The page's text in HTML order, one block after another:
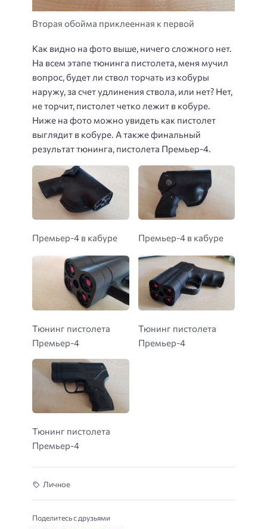
Вторая обойма приклеенная к первой
Как видно на фото выше, ничего сложного нет.
На всем этапе тюнинга пистолета, меня мучил
вопрос, будет ли ствол торчать из кобуры
наружу, за счет удлинения ствола, или нет? Нет,
не торчит, пистолет четко лежит в кобуре.
Ниже на фото можно увидеть как пистолет
выглядит в кобуре. А также финальный
результат тюнинга, пистолета Премьер-4.
Премьер-4 в кабуре Премьер-4 в кабуре
Тюнинг пистолета
Премьер-4
Тюнинг пистолета
Премьер-4
Тюнинг пистолета
Премьер-4
Личное
Поделитесь с друзьями